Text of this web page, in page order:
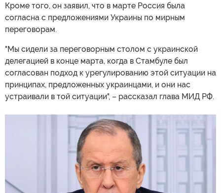
Кроме того, он заявил, что в марте Россия была
согласна с предложениями Украины по мирным
переговорам.
"Мы сидели за переговорным столом с украинской
делегацией в конце марта, когда в Стамбуле был
согласован подход к урегулированию этой ситуации на
принципах, предложенных украинцами, и они нас
устраивали в той ситуации", – рассказал глава МИД РФ.